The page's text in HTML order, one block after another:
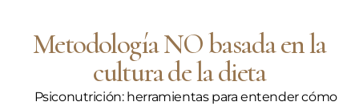
Metodología NO basada en la
cultura de la dieta
Psiconutrición: herramientas para entender cómo